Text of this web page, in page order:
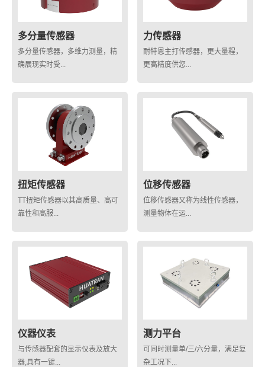
多分量传感器
多分量传感器，多维力测量，精
确展现实时受...
力传感器
耐特恩主打传感器，更大量程，
更高精度供您...
扭矩传感器
TT扭矩传感器以其高质量、高可
靠性和高服...
位移传感器
位移传感器又称为线性传感器，
测量物体在运...
仪器仪表
与传感器配套的显示仪表及放大
器,具有一键...
测力平台
可同时测量单/三/六分量，满足复
杂工况下...